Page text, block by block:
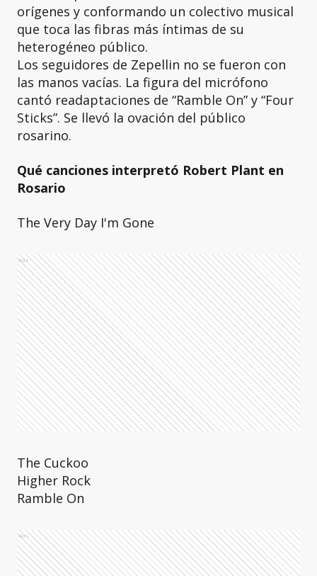
orígenes y conformando un colectivo musical
que toca las fibras más íntimas de su
heterogéneo público.
Los seguidores de Zepellin no se fueron con
las manos vacías. La figura del micrófono
cantó readaptaciones de “Ramble On” y “Four
Sticks”. Se llevó la ovación del público
rosarino.
Qué canciones interpretó Robert Plant en
Rosario
The Very Day I'm Gone
Ads
The Cuckoo
Higher Rock
Ramble On
Ads